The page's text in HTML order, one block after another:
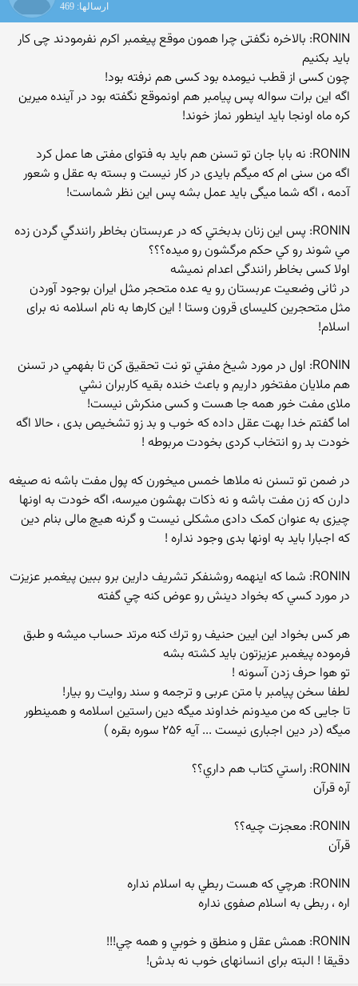
ارسالها: 469
RONIN: بالاخره نگفتی چرا همون موقع پیغمبر اکرم نفرمودند چی کار
باید بکنیم
چون کسی از قطب نیومده بود کسی هم نرفته بود!
اگه این برات سواله پس پیامبر هم اونموقع نگفته بود در آینده میرین
کره ماه اونجا باید اینطور نماز خوند!
RONIN: نه بابا جان تو تسنن هم باید به فتوای مفتی ها عمل کرد
اگه من سنی ام که میگم بایدی در کار نیست و بسته به عقل و شعور
آدمه ، اگه شما میگی باید عمل بشه پس این نظر شماست!
RONIN: پس اين زنان بدبختي كه در عربستان بخاطر رانندگي گردن زده
مي شوند رو كي حكم مرگشون رو ميده؟؟؟
اولا کسی بخاطر رانندگی اعدام نمیشه
در ثانی وضعیت عربستان رو یه عده متحجر مثل ایران بوجود آوردن
مثل متحجرین کلیسای قرون وستا ! این کارها به نام اسلامه نه برای
اسلام!
RONIN: اول در مورد شيخ مفتي تو نت تحقيق كن تا بفهمي در تسنن
هم ملايان مفتخور داريم و باعث خنده بقيه كاربران نشي
ملای مفت خور همه جا هست و کسی منکرش نیست!
اما گفتم خدا بهت عقل داده که خوب و بد زو تشخیص بدی ، حالا اگه
خودت بد رو انتخاب کردی بخودت مربوطه !
در ضمن تو تسنن نه ملاها خمس میخورن که پول مفت باشه نه صیغه
دارن که زن مفت باشه و نه ذکات بهشون میرسه، اگه خودت به اونها
چیزی به عنوان کمک دادی مشکلی نیست و گرنه هیچ مالی بنام دین
که اجبارا باید به اونها بدی وجود نداره !
RONIN: شما كه اينهمه روشنفكر تشريف دارين برو ببين پيغمبر عزيزت
در مورد كسي كه بخواد دينش رو عوض كنه چي گفته
هر كس بخواد اين ايين حنيف رو ترك كنه مرتد حساب ميشه و طبق
فرموده پيغمبر عزيزتون بايد كشته بشه
تو هوا حرف زدن آسونه !
لطفا سخن پیامبر با متن عربی و ترجمه و سند روایت رو بیار!
تا جایی که من میدونم خداوند میگه دین راستین اسلامه و همینطور
میگه (در دین اجباری نیست ... آیه ۲۵۶ سوره بقره )
RONIN: راستي كتاب هم داري؟؟
آره قرآن
RONIN: معجزت چيه؟؟
قرآن
RONIN: هرچي كه هست ربطي به اسلام نداره
اره ، ربطی به اسلام صفوی نداره
RONIN: همش عقل و منطق و خوبي و همه چي!!!
دقیقا ! البته برای انسانهای خوب نه بدش!